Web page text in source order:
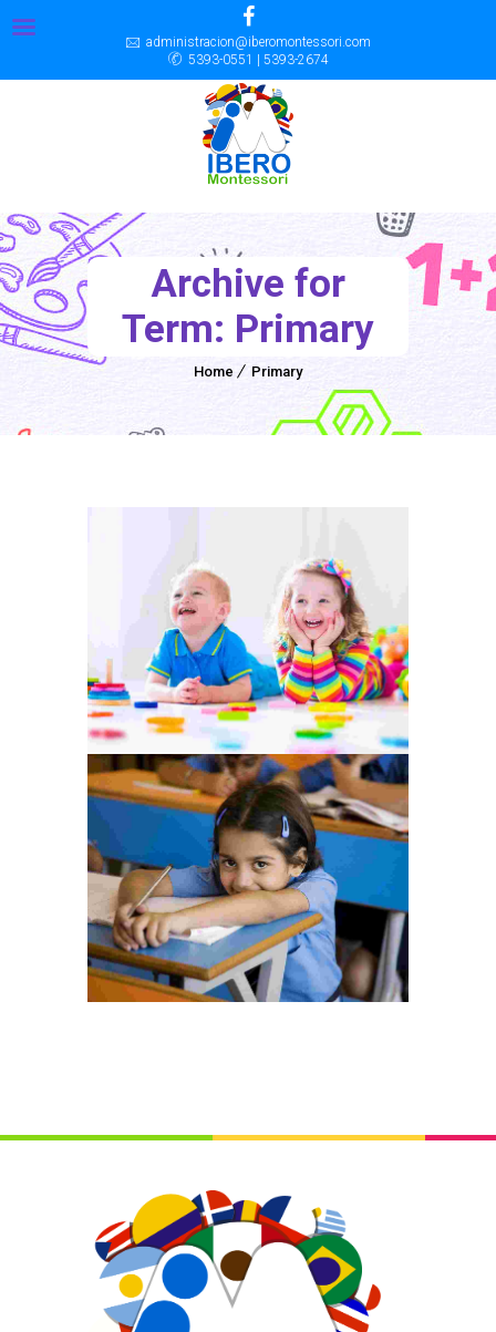
administracion@iberomontessori.com
5393-0551 | 5393-2674
Archive for
Term: Primary
Home Primary